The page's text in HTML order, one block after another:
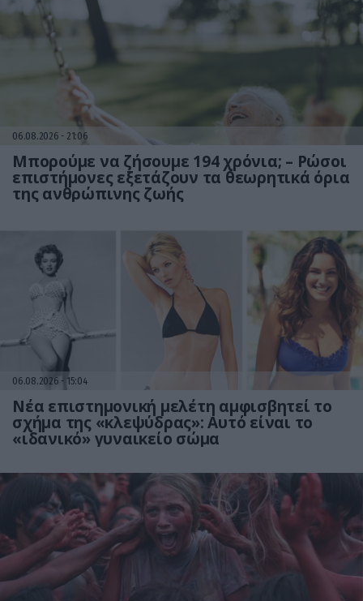
06.08.2026 21:06
Μπορούμε να ζήσουμε 194 χρόνια; – Ρώσοι
επιστήμονες εξετάζουν τα θεωρητικά όρια
της ανθρώπινης ζωής
06.08.2026 15:04
Νέα επιστημονική μελέτη αμφισβητεί το
σχήμα της «κλεψύδρας»: Αυτό είναι το
«ιδανικό» γυναικείο σώμα